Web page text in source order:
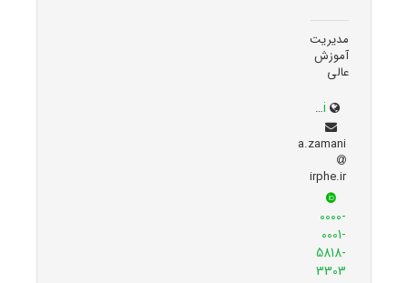
مدیریت
آموزش
عالی
irphe.ac.ir/content/1066/Dr-Zamani
a.zamani
irphe.ir
0000-
0001-
5818-
3303